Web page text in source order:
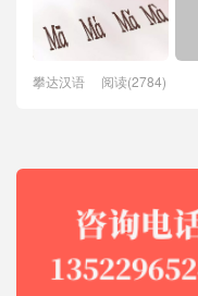
攀达汉语 阅读(2784)